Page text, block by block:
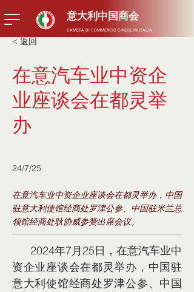
​意大利中国商会
CAMERA DI COMMERCIO CINESE IN ITALIA
< 返回
在意汽车业中资企
业座谈会在都灵举
办
24/7/25
在意汽车业中资企业座谈会在都灵举办，中国
驻意大利使馆经商处罗津公参、中国驻米兰总
领馆经商处耿协威参赞出席会议。
资企业座谈会在都灵举办，中国驻
意大利使馆经商处罗津公参、中国